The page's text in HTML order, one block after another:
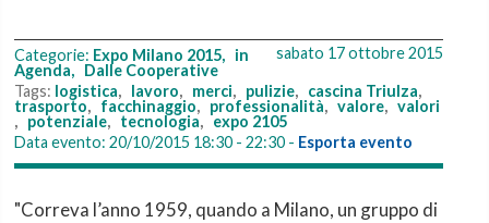
sabato 17 ottobre 2015
Categorie: Expo Milano 2015, in
Agenda, Dalle Cooperative
Tags: logistica, lavoro, merci, pulizie, cascina Triulza,
trasporto, facchinaggio, professionalità,valore,valori
, potenziale, tecnologia,expo 2105
Data evento:20/10/2015 18:30 - 22:30 - Esporta evento
"Correva l’anno 1959, quando a Milano, un gruppo di